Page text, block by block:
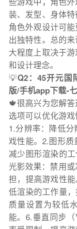
装、发型、身体
角色外观设计可
出独特性。总的
大程度上取决于
和设计理念。
💡Q2：45开元国
版/手机app下载-
🍁很高兴为您解
选项可以优化游
1.分辨率：降低
戏性能。2.图形
减少图形渲染的
光影效果：禁用
担，提高游戏性
低渲染的工作量
质量设置为较低
能。6.垂直同步